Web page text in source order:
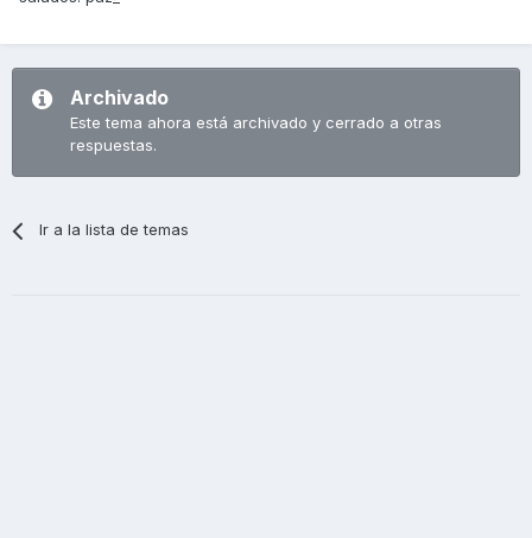
Archivado
Este tema ahora está archivado y cerrado a otras
respuestas.
Ir a la lista de temas